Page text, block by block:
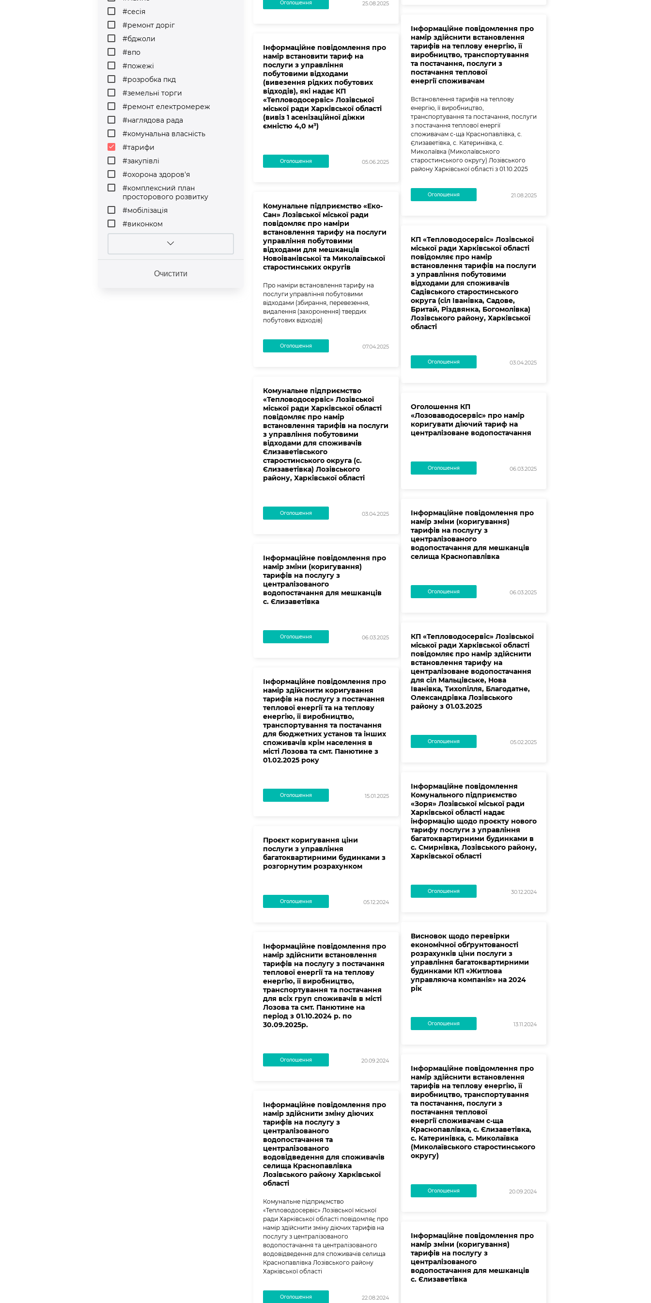
#сесія
#ремонт доріг
#бджоли
#впо
#пожежі
#розробка пкд
#земельні торги
#ремонт електромереж
#наглядова рада
#комунальна власність
done
#тарифи
#закупівлі
#охорона здоров'я
#комплексний план
просторового розвитку
#мобілізація
#виконком
Очистити
Оголошення 25.08.2025
Інформаційне повідомлення про
намір здійснити встановлення
тарифів на теплову енергію, її
виробництво, транспортування
та постачання, послуги з
постачання теплової
енергії споживачам
Встановлення тарифів на теплову
енергію, її виробництво,
транспортування та постачання, послуги
з постачання теплової енергії
споживачам с-ща Краснопавлівка, с.
Єлизаветівка, с. Катеринівка, с.
Миколаївка (Миколаївського
старостинського округу) Лозівського
району Харківської області з 01.10.2025
Оголошення 21.08.2025
Інформаційне повідомлення про
намір встановити тариф на
послуги з управління
побутовими відходами
(вивезення рідких побутових
відходів), які надає КП
«Тепловодосервіс» Лозівської
міської ради Харківської області
(вивіз 1 асенізаційної діжки
ємністю 4,0 м³)
Оголошення 05.06.2025
Комунальне підприємство «Еко-
Сан» Лозівської міської ради
повідомляє про наміри
встановлення тарифу на послуги
управління побутовими
відходами для мешканців
Новоіванівської та Миколаївської
старостинських округів
Про наміри встановлення тарифу на
послуги управління побутовими
відходами (збирання, перевезення,
видалення (захоронення) твердих
побутових відходів)
Оголошення 07.04.2025
КП «Тепловодосервіс» Лозівської
міської ради Харківської області
повідомляє про намір
встановлення тарифів на послуги
з управління побутовими
відходами для споживачів
Садівського старостинського
округа (сіл Іванівка, Садове,
Бритай, Різдвянка, Богомолівка)
Лозівського району, Харківської
області
Оголошення 03.04.2025
Комунальне підприємство
«Тепловодосервіс» Лозівської
міської ради Харківської області
повідомляє про намір
встановлення тарифів на послуги
з управління побутовими
відходами для споживачів
Єлизаветівського
старостинського округа (с.
Єлизаветівка) Лозівського
району, Харківської області
Оголошення 03.04.2025
Оголошення КП
«Лозоваводосервіс» про намір
коригувати діючий тариф на
централізоване водопостачання
Оголошення 06.03.2025
Інформаційне повідомлення про
намір зміни (коригування)
тарифів на послугу з
централізованого
водопостачання для мешканців
селища Краснопавлівка
Оголошення 06.03.2025
Інформаційне повідомлення про
намір зміни (коригування)
тарифів на послугу з
централізованого
водопостачання для мешканців
с. Єлизаветівка
Оголошення 06.03.2025
КП «Тепловодосервіс» Лозівської
міської ради Харківської області
повідомляє про намір здійснити
встановлення тарифу на
централізоване водопостачання
для сіл Мальцівське, Нова
Іванівка, Тихопілля, Благодатне,
Олександрівка Лозівського
району з 01.03.2025
Оголошення 05.02.2025
Інформаційне повідомлення про
намір здійснити коригування
тарифів на послугу з постачання
теплової енергії та на теплову
енергію, її виробництво,
транспортування та постачання
для бюджетних установ та інших
споживачів крім населення в
місті Лозова та смт. Панютине з
01.02.2025 року
Оголошення 15.01.2025
Інформаційне повідомлення
Комунального підприємство
«Зоря» Лозівської міської ради
Харківської області надає
інформацію щодо проєкту нового
тарифу послуги з управління
багатоквартирними будинками в
с. Смирнівка, Лозівського району,
Харківської області
Оголошення 30.12.2024
Проєкт коригування ціни
послуги з управління
багатоквартирними будинками з
розгорнутим розрахунком
Оголошення 05.12.2024
Висновок щодо перевірки
економічної обґрунтованості
розрахунків ціни послуги з
управління багатоквартирними
будинками КП «Житлова
управляюча компанія» на 2024
рік
Оголошення 13.11.2024
Інформаційне повідомлення про
намір здійснити встановлення
тарифів на послугу з постачання
теплової енергії та на теплову
енергію, її виробництво,
транспортування та постачання
для всіх груп споживачів в місті
Лозова та смт. Панютине на
період з 01.10.2024 р. по
30.09.2025р.
Оголошення 20.09.2024
Інформаційне повідомлення про
намір здійснити встановлення
тарифів на теплову енергію, її
виробництво, транспортування
та постачання, послуги з
постачання теплової
енергії споживачам с-ща
Краснопавлівка, с. Єлизаветівка,
с. Катеринівка, с. Миколаївка
(Миколаївського старостинського
округу)
Оголошення 20.09.2024
Інформаційне повідомлення про
намір здійснити зміну діючих
тарифів на послугу з
централізованого
водопостачання та
централізованого
водовідведення для споживачів
селища Краснопавлівка
Лозівського району Харківської
області
Комунальне підприємство
«Тепловодосервіс» Лозівської міської
ради Харківської області повідомляє про
намір здійснити зміну діючих тарифів на
послугу з централізованого
водопостачання та централізованого
водовідведення для споживачів селища
Краснопавлівка Лозівського району
Харківської області
Оголошення 22.08.2024
Інформаційне повідомлення про
намір зміни (коригування)
тарифів на послугу з
централізованого
водопостачання для мешканців
с. Єлизаветівка